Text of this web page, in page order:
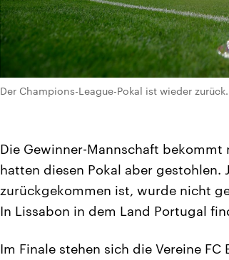
Der Champions-League-Pokal ist wieder
Die Gewinner-Mannschaft
hatten diesen Pokal aber gestohlen.
zurückgekommen ist, wurde nicht
In Lissabon in dem Land Portugal
Im Finale stehen sich die Vereine